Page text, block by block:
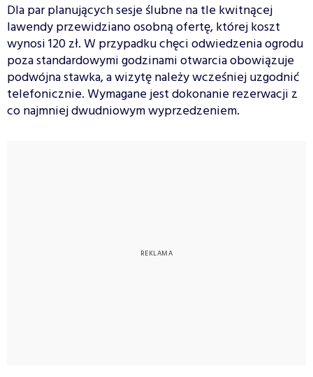
Dla par planujących sesje ślubne na tle kwitnącej
lawendy przewidziano osobną ofertę, której koszt
wynosi 120 zł. W przypadku chęci odwiedzenia ogrodu
poza standardowymi godzinami otwarcia obowiązuje
podwójna stawka, a wizytę należy wcześniej uzgodnić
telefonicznie. Wymagane jest dokonanie rezerwacji z
co najmniej dwudniowym wyprzedzeniem.